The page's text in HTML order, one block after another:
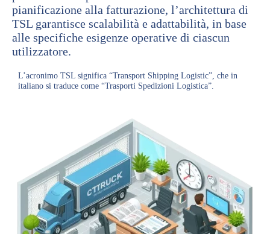
pianificazione alla fatturazione, l’architettura di
TSL garantisce scalabilità e adattabilità, in base
alle specifiche esigenze operative di ciascun
utilizzatore.
L’acronimo TSL significa “Transport Shipping Logistic”, che in
italiano si traduce come “Trasporti Spedizioni Logistica”.